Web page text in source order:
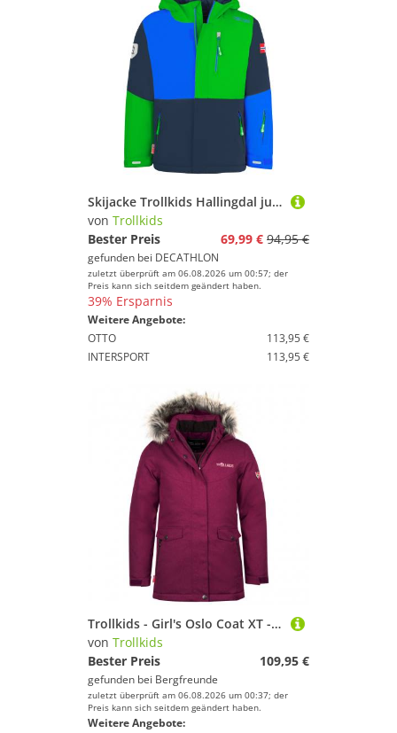
Skijacke Trollkids Hallingdal junior bright/green
von Trollkids
Bester Preis
69,99 € 94,95 €
gefunden bei DECATHLON
zuletzt überprüft am 06.08.2026 um 00:57; der
Preis kann sich seitdem geändert haben.
39% Ersparnis
Weitere Angebote:
OTTO
113,95 €
INTERSPORT
113,95 €
Trollkids - Girl's Oslo Coat XT - Mantel Gr 92 lila
von Trollkids
Bester Preis
109,95 €
gefunden bei Bergfreunde
zuletzt überprüft am 06.08.2026 um 00:37; der
Preis kann sich seitdem geändert haben.
Weitere Angebote: